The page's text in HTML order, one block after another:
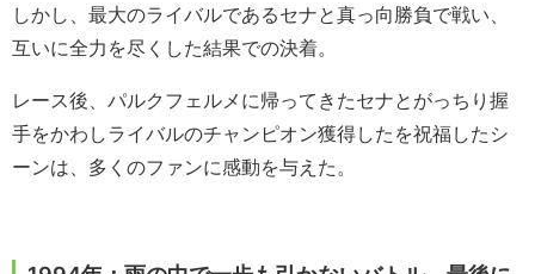
しかし、最大のライバルであるセナと真っ向勝負で戦い、
互いに全力を尽くした結果での決着。
レース後、パルクフェルメに帰ってきたセナとがっちり握
手をかわしライバルのチャンピオン獲得したを祝福したシ
ーンは、多くのファンに感動を与えた。